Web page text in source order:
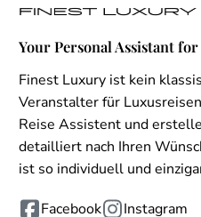
Your Personal Assistant
Finest Luxury ist kein
Veranstalter für
Reise Assistent und
detailliert nach Ihren
ist so individuell und
Facebook
Instagram